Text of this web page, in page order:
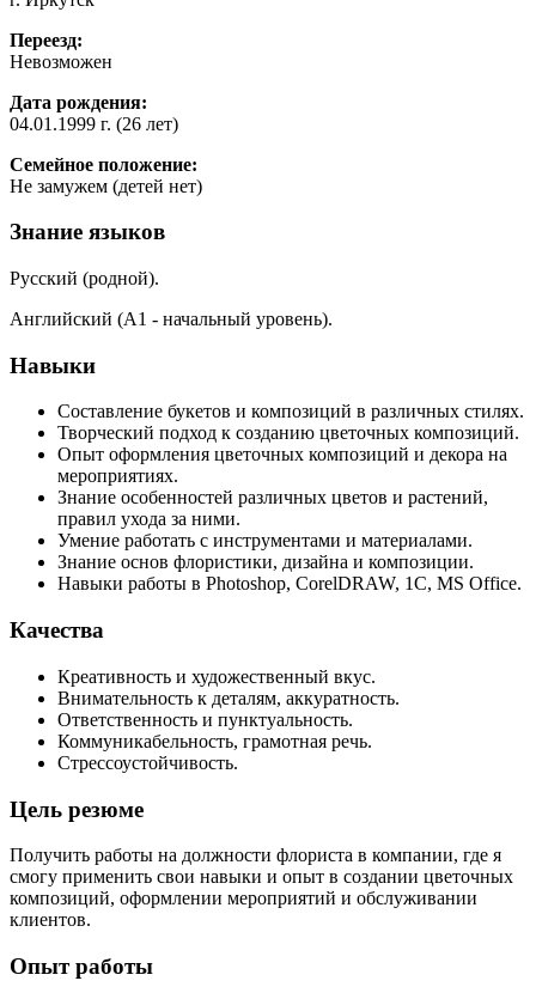
Переезд:
Невозможен
Дата рождения:
04.01.1999 г. (26 лет)
Семейное положение:
Не замужем (детей нет)
Знание языков
Русский (родной).
Английский (А1 - начальный уровень).
Навыки
Составление букетов и композиций в различных стилях.
Творческий подход к созданию цветочных композиций.
Опыт оформления цветочных композиций и декора на
мероприятиях.
Знание особенностей различных цветов и растений,
правил ухода за ними.
Умение работать с инструментами и материалами.
Знание основ флористики, дизайна и композиции.
Навыки работы в Photoshop, CorelDRAW, 1С, MS Office.
Качества
Креативность и художественный вкус.
Внимательность к деталям, аккуратность.
Ответственность и пунктуальность.
Коммуникабельность, грамотная речь.
Стрессоустойчивость.
Цель резюме
Получить работы на должности флориста в компании, где я
смогу применить свои навыки и опыт в создании цветочных
композиций, оформлении мероприятий и обслуживании
клиентов.
Опыт работы